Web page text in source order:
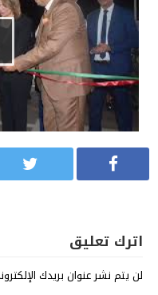
اترك تعليق
لن يتم نشر عنوان بريدك